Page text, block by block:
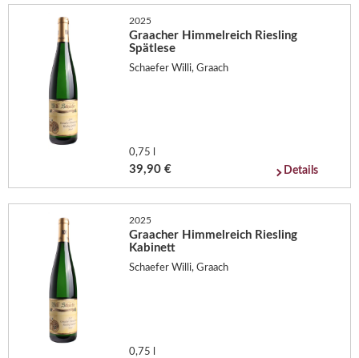
2025
Graacher Himmelreich Riesling
Spätlese
Schaefer Willi, Graach
0,75 l
39,90 € Details
2025
Graacher Himmelreich Riesling
Kabinett
Schaefer Willi, Graach
0,75 l